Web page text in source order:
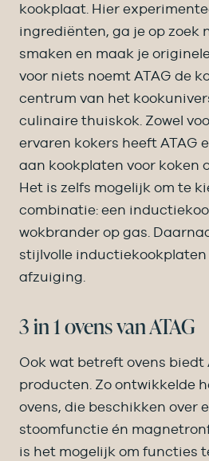
kookplaat. Hier
ingrediënten, ga je op zoek
smaken en maak je
voor niets noemt ATAG de
centrum van het
culinaire thuiskok. Zowel
ervaren kokers heeft ATAG
aan kookplaten voor koken
Het is zelfs mogelijk om te
combinatie: een
wokbrander op gas.
stijlvolle
afzuiging.
3 in 1 ovens van ATAG
Ook wat betreft ovens biedt
producten. Zo ontwikkelde
ovens, die beschikken over
stoomfunctie én
is het mogelijk om functies